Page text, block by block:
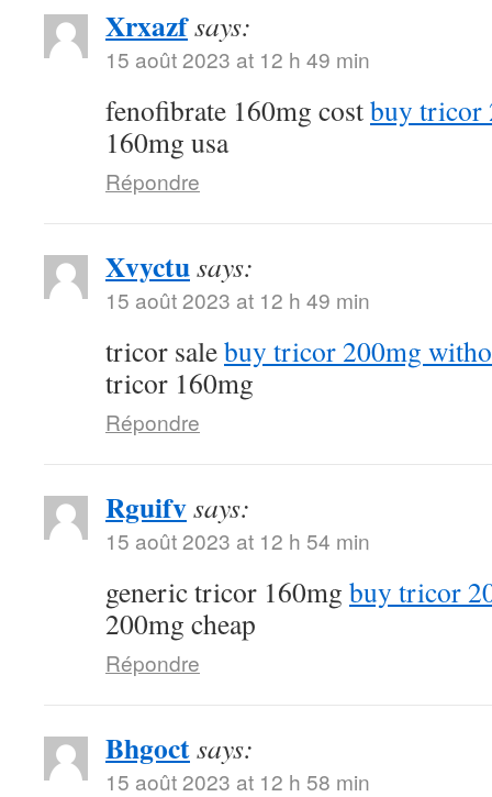
Xrxazfsays:
15 août 2023 at 12 h 49 min
fenofibrate 160mg costbuy tricor
160mg usa
Répondre
Xvyctusays:
15 août 2023 at 12 h 49 min
tricor salebuy tricor 200mg
tricor 160mg
Répondre
Rguifvsays:
15 août 2023 at 12 h 54 min
generic tricor 160mg buy tricor
200mg cheap
Répondre
Bhgoctsays:
15 août 2023 at 12 h 58 min